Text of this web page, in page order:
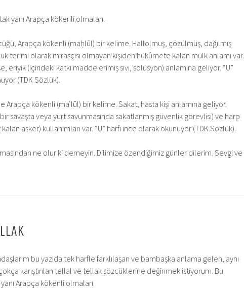
yanı Arapça kökenli olmaları.
Arapça kökenli (maḥlūl) bir kelime. Hallolmuş, çözülmüş, dağılmış
terimi olarak mirasçısı olmayan kişiden hükûmete kalan mülk anlamı var.
eriyik (içindeki katkı madde erimiş sıvı, solüsyon) anlamına geliyor. “U”
(TDK Sözlük).
Arapça kökenli (maʿlūl) bir kelime. Sakat, hasta kişi anlamına geliyor.
savaşta veya yurt savunmasında sakatlanmış güvenlik görevlisi) ve harp
asker) kullanımları var. “U” harfi ince olarak okunuyor (TDK Sözlük).
ne olur ki demeyin. Dilimize özendiğimiz günler dilerim. Sevgi ve
bu yazıda tek harfle farklılaşan ve bambaşka anlama gelen, aynı
karıştırılan tellal ve tellak sözcüklerine değinmek istiyorum. Bu
Arapça kökenli olmaları.